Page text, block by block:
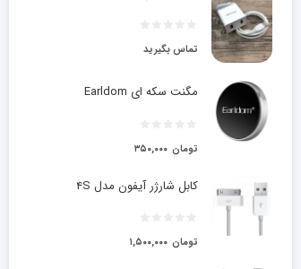
تماس بگیرید
مگنت سکه ای Earldom
۳۵۰,۰۰۰ تومان
کابل شارژر آیفون مدل ۴S
۱,۵۰۰,۰۰۰ تومان